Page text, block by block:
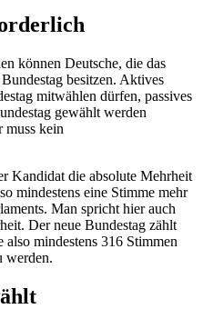
können Deutsche, die das
besitzen. Aktives
mitwählen dürfen, passives
gewählt werden
muss kein
Kandidat die absolute Mehrheit
mindestens eine Stimme mehr
Man spricht hier auch
Der neue Bundestag zählt
mindestens 316 Stimmen
werden.